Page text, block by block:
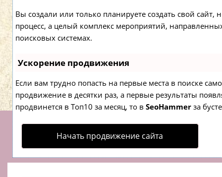
Вы создали или только планируете создать свой сайт,
процесс, а целый комплекс мероприятий,
поисковых системах.
Ускорение продвижения
Если вам трудно попасть на первые места в поиске
продвижение в десятки раз, а первые результаты
продвинется в Топ10 за месяц, то в SeoHammerза
Начать продвижение сайта